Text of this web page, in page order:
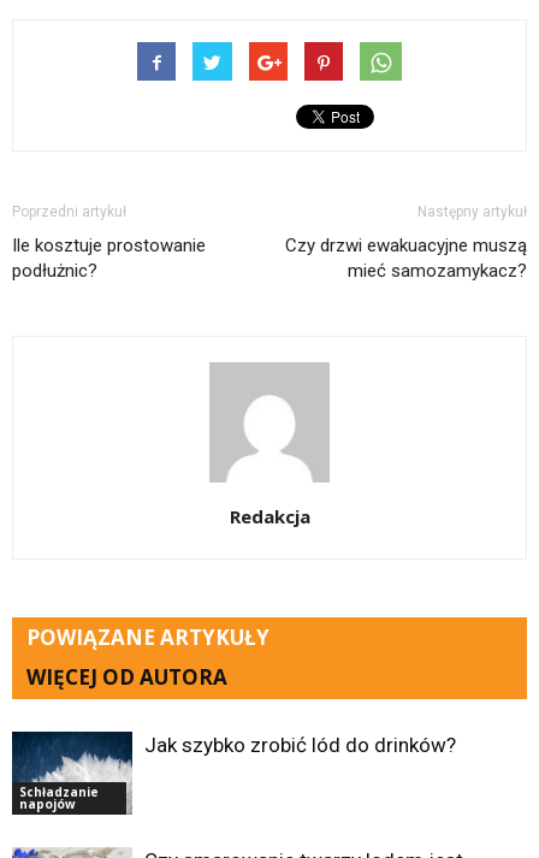
Poprzedni artykuł
Ile kosztuje prostowanie
podłużnic?
Następny artykuł
Czy drzwi ewakuacyjne muszą
mieć samozamykacz?
Redakcja
POWIĄZANE ARTYKUŁY
WIĘCEJ OD AUTORA
Schładzanie
napojów
Jak szybko zrobić lód do drinków?